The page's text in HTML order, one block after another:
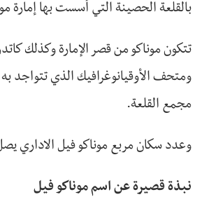
بالقلعة الحصينة التي أسست بها إمارة
تتكون موناكو من قصر الإمارة وكذلك
ومتحف الأوقيانوغرافيك الذي تتواجد
مجمع القلعة.
وعدد سكان مربع موناكو فيل الاداري يصل
نبذة قصيرة عن اسم موناكو فيل